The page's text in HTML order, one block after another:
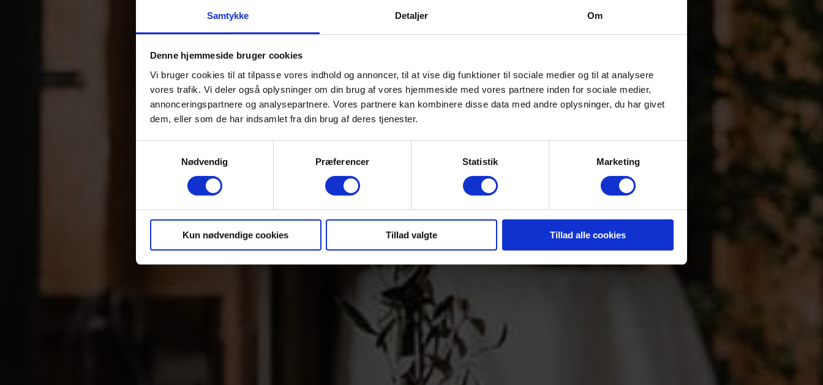
Samtykke Detaljer Om
Denne hjemmeside bruger cookies
Vi bruger cookies til at tilpasse vores indhold og annoncer, til at vise dig funktioner til sociale medier og til at analysere
vores trafik. Vi deler også oplysninger om din brug af vores hjemmeside med vores partnere inden for sociale medier,
annonceringspartnere og analysepartnere. Vores partnere kan kombinere disse data med andre oplysninger, du har givet
dem, eller som de har indsamlet fra din brug af deres tjenester.
Nødvendig
Præferencer Statistik Marketing
Kun nødvendige cookies Tillad valgte Tillad alle cookies
FEST PÅ SLOTTET